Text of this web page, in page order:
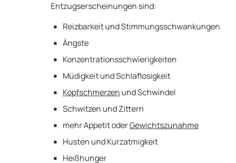
Entzugserscheinungen sind:
Reizbarkeit und Stimmungsschwankungen
Ängste
Konzentrationsschwierigkeiten
Müdigkeit und Schlaflosigkeit
Kopfschmerzen und Schwindel
Schwitzen und Zittern
mehr Appetit oderGewichtszunahme
Husten und Kurzatmigkeit
Heißhunger